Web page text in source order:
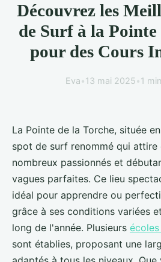
Découvrez les
de Surf à la Pointe
pour des Cours
Eva•13 mai 2025•1
La Pointe de la Torche, située
spot de surf renommé qui attire
nombreux passionnés et
vagues parfaites. Ce lieu
idéal pour apprendre ou
grâce à ses conditions variées
long de l'année. Plusieurs
sont établies, proposant une